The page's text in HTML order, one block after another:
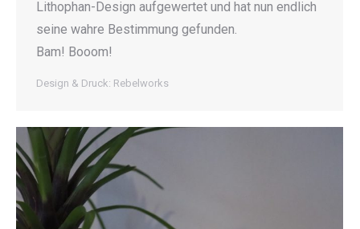
Lithophan-Design aufgewertet und hat nun endlich
seine wahre Bestimmung gefunden.
Bam! Booom!
Design & Druck: Rebelworks